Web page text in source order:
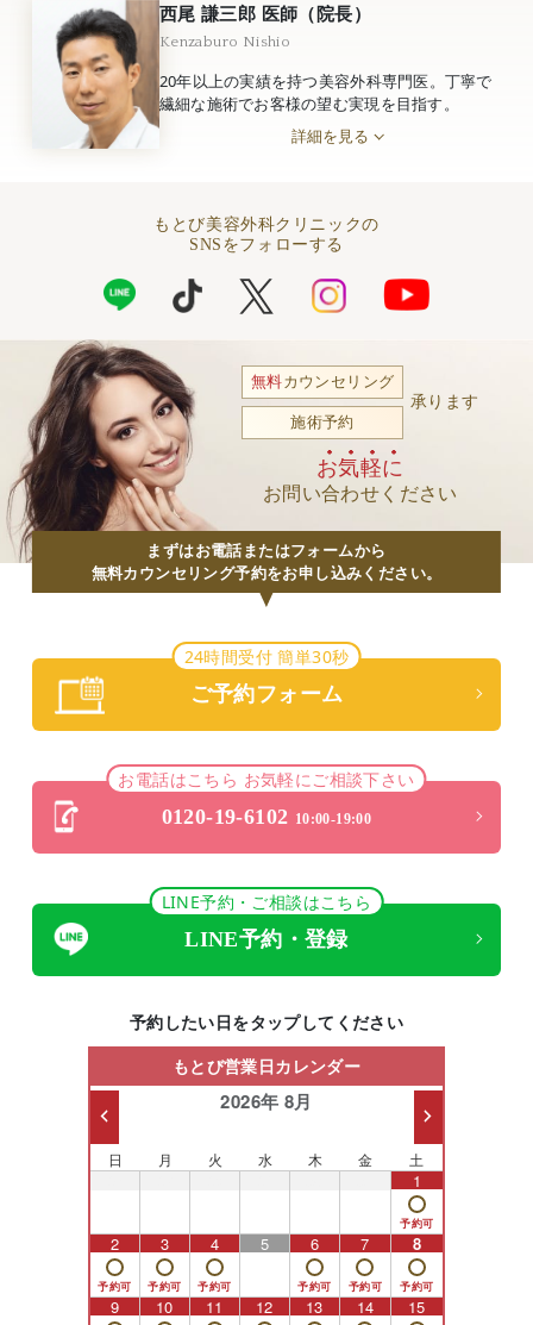
西尾 謙三郎 医師（院長）
Kenzaburo Nishio
20年以上の実績を持つ美容外科専門医。丁寧で
繊細な施術でお客様の望む実現を目指す。
詳細を見る
もとび美容外科クリニックの
SNSをフォローする
無料カウンセリング
施術予約
承ります
お気軽に
お問い合わせください
まずはお電話またはフォームから
無料カウンセリング予約をお申し込みください。
24時間受付 簡単30秒
ご予約フォーム
お電話はこちら お気軽にご相談下さい
0120-19-6102 10:00-19:00
LINE予約・ご相談はこちら
LINE予約・登録
予約したい日をタップしてください
もとび営業日カレンダー
2026年 8月
日 月 火 水 木 金 土
1
2 3 4 5 6 7 8
9 10 11 12 13 14 15